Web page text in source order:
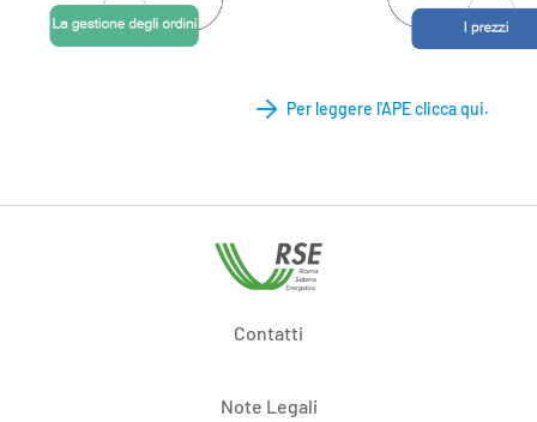
Per leggere l'APE clicca qui.
Contatti
Note Legali